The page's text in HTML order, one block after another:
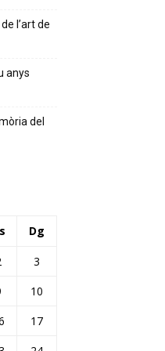
l’art de
anys
del
Dg
3
10
17